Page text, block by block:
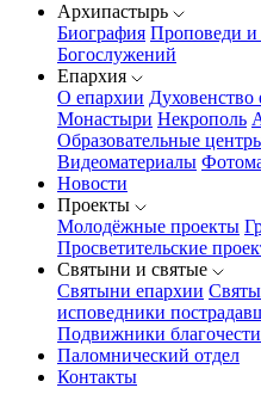
Архипастырь
Биография Проповеди
Богослужений
Епархия
О епархии Духовенство
Монастыри Некрополь
Образовательные
Видеоматериалы
Новости
Проекты
Молодёжные проекты
Просветительские
Святыни и святые
Святыни епархии
исповедники
Подвижники
Паломнический отдел
Контакты